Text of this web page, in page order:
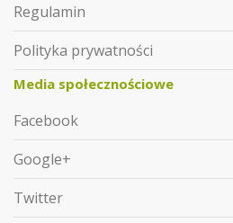
Regulamin
Polityka prywatności
Media społecznościowe
Facebook
Google+
Twitter